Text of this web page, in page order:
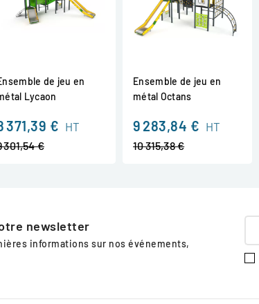
de jeu en
Lycaon
371,39 € HT
301,54 €
Ensemble de jeu en
métal Octans
9 283,84 € HT
10 315,38 €
newsletter
informations sur nos événements,